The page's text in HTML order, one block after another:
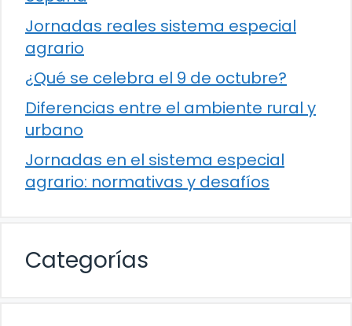
Jornadas reales sistema especial
agrario
¿Qué se celebra el 9 de octubre?
Diferencias entre el ambiente rural y
urbano
Jornadas en el sistema especial
agrario: normativas y desafíos
Categorías